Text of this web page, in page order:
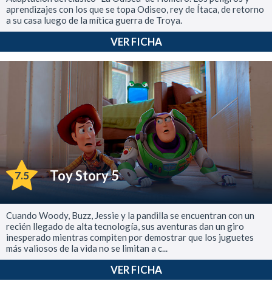
aprendizajes con los que se topa Odiseo, rey de Ítaca, de retorno
a su casa luego de la mítica guerra de Troya.
VER FICHA
7.5 Toy Story 5
Cuando Woody, Buzz, Jessie y la pandilla se encuentran con un
recién llegado de alta tecnología, sus aventuras dan un giro
inesperado mientras compiten por demostrar que los juguetes
más valiosos de la vida no se limitan a c...
VER FICHA